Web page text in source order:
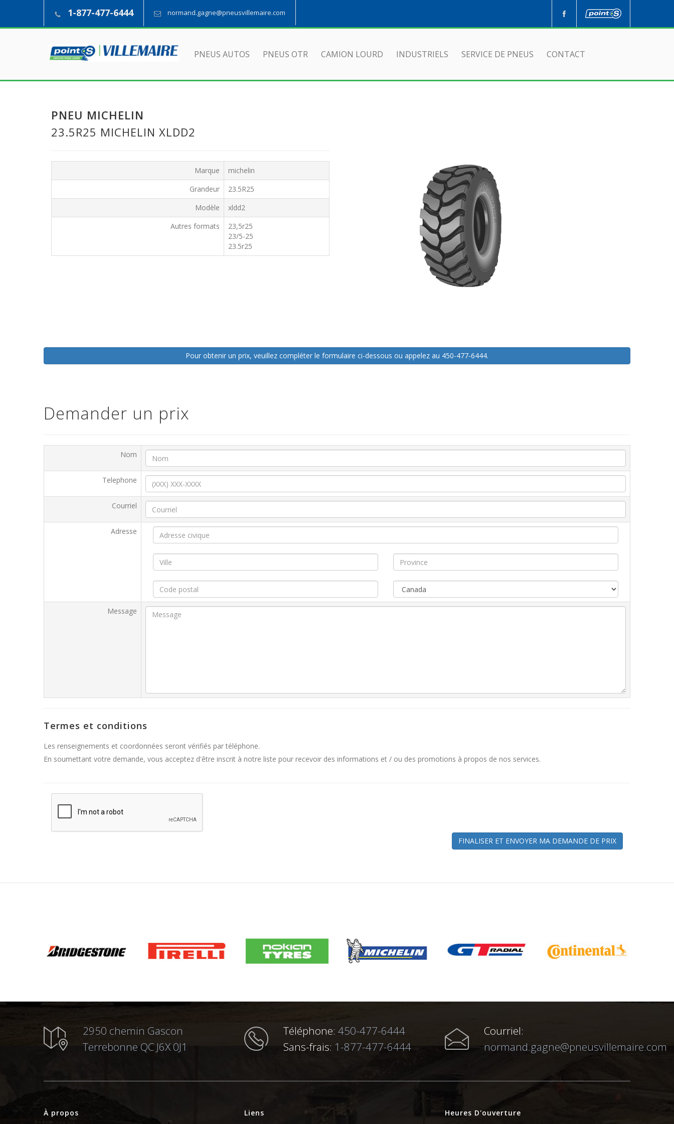
1-877-477-6444 normand.gagne@pneusvillemaire.com
PNEUS AUTOS PNEUS OTR CAMION LOURD INDUSTRIELS SERVICE DE PNEUS CONTACT
PNEU MICHELIN
23.5R25 MICHELIN XLDD2
Marque
michelin
Grandeur
23.5R25
Modèle
xldd2
Autres formats
23,5r25
23/5-25
23.5r25
Pour obtenir un prix, veuillez compléter le formulaire ci-dessous ou appelez au 450-477-6444.
Demander un prix
Nom
Telephone
Courriel
Adresse
Message
Termes et conditions
Les renseignements et coordonnées seront vérifiés par téléphone.
En soumettant votre demande, vous acceptez d'être inscrit à notre liste pour recevoir des informations et / ou des promotions à propos de nos services.
FINALISER ET ENVOYER MA DEMANDE DE PRIX
2950 chemin Gascon
Terrebonne QC J6X 0J1
Téléphone: 450-477-6444
Sans-frais: 1-877-477-6444
Courriel:
normand.gagne@pneusvillemaire.com
À propos Liens Heures D'ouverture